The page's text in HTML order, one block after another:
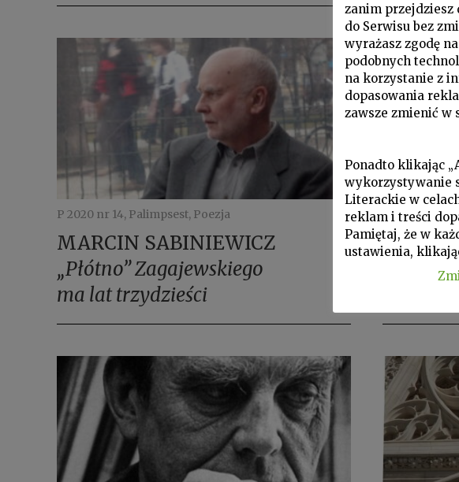
P 2020 nr 14, Palimpsest, Poezja
MARCIN SABINIEWICZ
„Płótno” Zagajewskiego
ma lat trzydzieści
P 2020 nr 13,
Wiersze
zanim przejdziesz
do Serwisu bez
wyrażasz zgodę
podobnych
na korzystanie z
dopasowania
zawsze zmienić w
Ponadto klikając
wykorzystywanie
Literackie w
reklam i treści
Pamiętaj, że w
ustawienia,